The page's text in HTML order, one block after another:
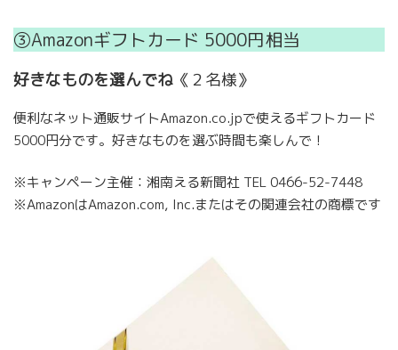
③Amazonギフトカード 5000円相当
好きなものを選んでね 《２名様》
便利なネット通販サイトAmazon.co.jpで使えるギフトカード
5000円分です。好きなものを選ぶ時間も楽しんで！
※キャンペーン主催：湘南える新聞社 TEL 0466-52-7448
※AmazonはAmazon.com, Inc.またはその関連会社の商標です